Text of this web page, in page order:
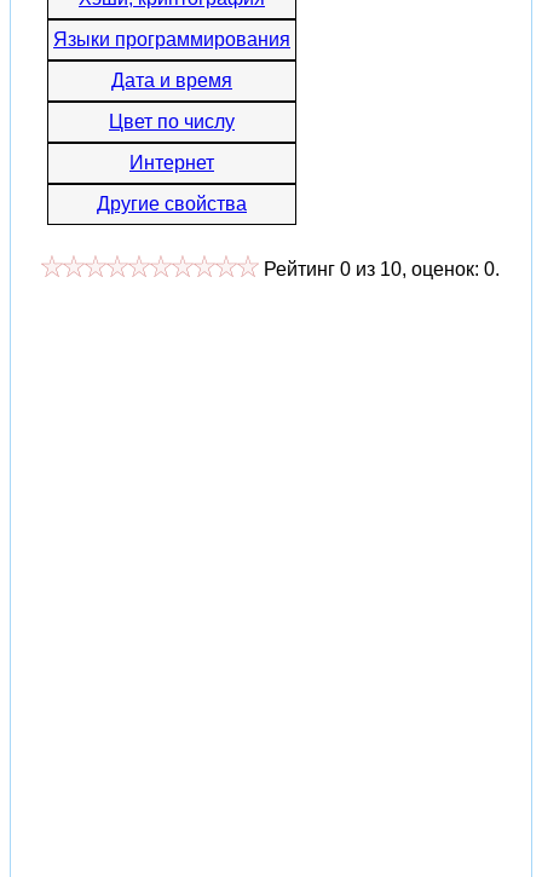
Языки программирования
Дата и время
Цвет по числу
Интернет
Другие свойства
Рейтинг 0 из 10, оценок: 0.